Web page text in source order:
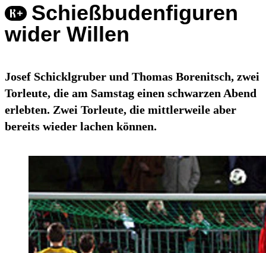
Schießbudenfiguren
wider Willen
Josef Schicklgruber und Thomas Borenitsch, zwei
Torleute, die am Samstag einen schwarzen Abend
erlebten. Zwei Torleute, die mittlerweile aber
bereits wieder lachen können.